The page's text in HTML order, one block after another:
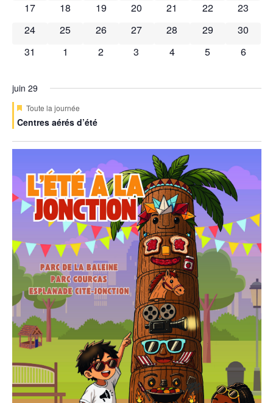
0 évènements
17 0 évènements
18 0 évènements
19 0 évènements
20 0 évènements
21 0 évènements
22 0
23
0 évènements
24 0 évènements
25 0 évènements
26 0 évènements
27 0 évènements
28 0 évènements
29 0
30
0 évènements
31 0 évènements
1 0 évènements
2 0 évènements
3 0 évènements
4 0 évènements
5 0
6
juin 29
Mis
avant
Toute la journée
Centres aérés d’été